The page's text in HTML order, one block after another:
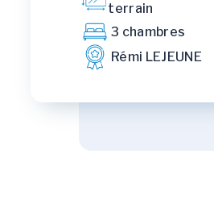
terrain
3 chambres
Rémi LEJEUNE